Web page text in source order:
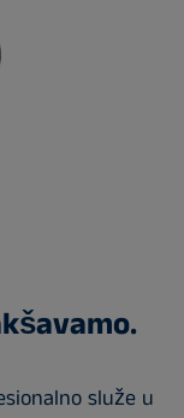
služe u